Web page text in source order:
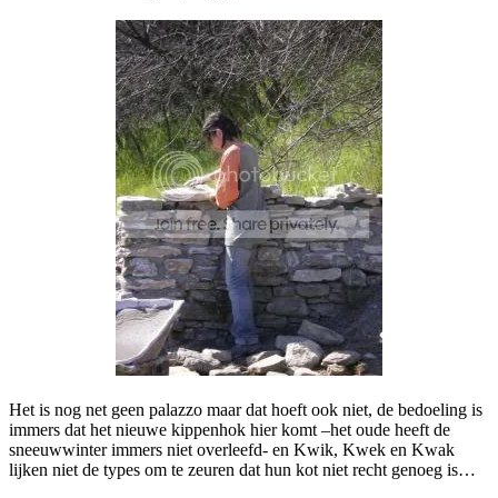
Het is nog net geen palazzo maar dat hoeft ook niet, de bedoeling is
immers dat het nieuwe kippenhok hier komt –het oude heeft de
sneeuwwinter immers niet overleefd- en Kwik, Kwek en Kwak
lijken niet de types om te zeuren dat hun kot niet recht genoeg is…